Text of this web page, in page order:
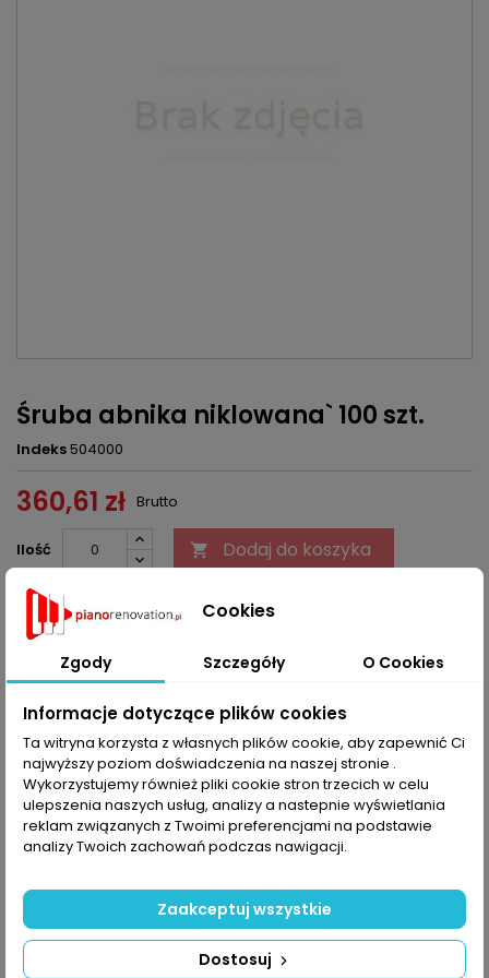
Śruba abnika niklowana` 100 szt.
Indeks504000
360,61 zł Brutto
Ilość  Dodaj do koszyka
Ostatnie sztuki w magazynie
SZCZEGÓŁY PRODUKTU
Śruba abnika niklowana, 100 szt.
KOMENTARZE (0) Oceń
16 INNYCH PRODUKTÓW W TEJ SAMEJ KATEGORII: >
Cookies
Zgody Szczegóły O Cookies
Informacje dotyczące plików cookies
Ta witryna korzysta z własnych plików cookie, aby zapewnić Ci
najwyższy poziom doświadczenia na naszej stronie .
Wykorzystujemy również pliki cookie stron trzecich w celu
ulepszenia naszych usług, analizy a nastepnie wyświetlania
reklam związanych z Twoimi preferencjami na podstawie
analizy Twoich zachowań podczas nawigacji.
Dostosuj
Zaakceptuj wszystkie